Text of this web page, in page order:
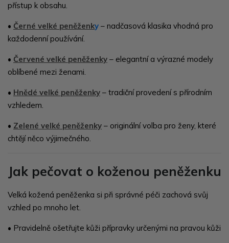
přístup k obsahu.
• Černé velké peněženky – nadčasová klasika vhodná pro
každodenní používání.
• Červené velké peněženky – elegantní a výrazné modely
oblíbené mezi ženami.
• Hnědé velké peněženky – tradiční provedení s přírodním
vzhledem.
• Zelené velké peněženky – originální volba pro ženy, které
chtějí něco výjimečného.
Jak pečovat o koženou peněženku
Velká kožená peněženka si při správné péči zachová svůj
vzhled po mnoho let.
• Pravidelně ošetřujte kůži přípravky určenými na pravou kůži